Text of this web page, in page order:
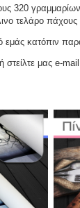
320
τελάρο
κατόπιν
στείλτε μας e-